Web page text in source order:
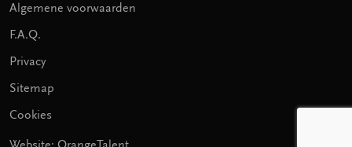
Algemene voorwaarden
F.A.Q.
Privacy
Sitemap
Cookies